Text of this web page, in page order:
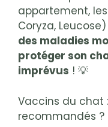
appartement,
Coryza, Leucose)
des maladies
protéger son
imprévus ! 💡
Vaccins du chat
recommandés ?